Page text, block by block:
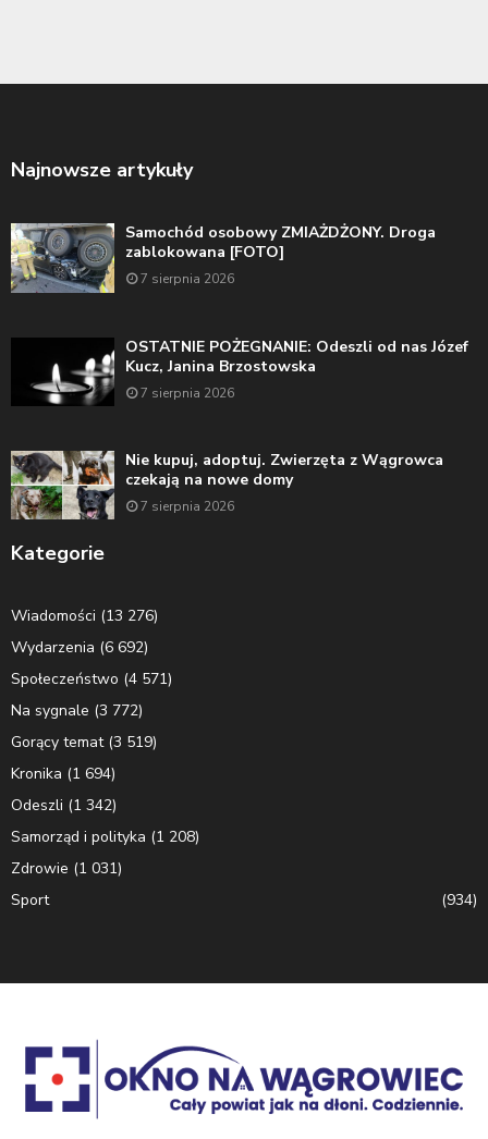
Najnowsze artykuły
Samochód osobowy ZMIAŻDŻONY. Droga
zablokowana [FOTO]
7 sierpnia 2026
OSTATNIE POŻEGNANIE: Odeszli od nas Józef
Kucz, Janina Brzostowska
7 sierpnia 2026
Nie kupuj, adoptuj. Zwierzęta z Wągrowca
czekają na nowe domy
7 sierpnia 2026
Kategorie
Wiadomości (13 276)
Wydarzenia (6 692)
Społeczeństwo (4 571)
Na sygnale (3 772)
Gorący temat(3 519)
Kronika (1 694)
Odeszli (1 342)
Samorząd i polityka (1 208)
Zdrowie (1 031)
Sport
(934)